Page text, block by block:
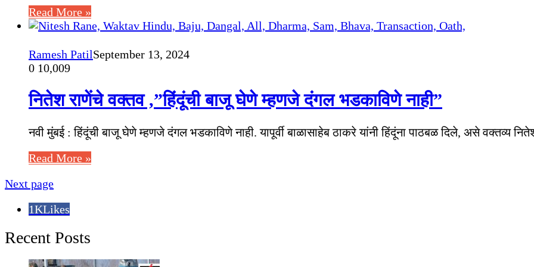
Read More »
Ramesh PatilSeptember 13, 2024
0 10,009
नितेश राणेंचे वक्तव ,”हिंदूंची बाजू घेणे म्हणजे दंगल भडकाविणे नाही”
नवी मुंबई : हिंदूंची बाजू घेणे म्हणजे दंगल भडकाविणे नाही. यापूर्वी बाळासाहेब ठाकरे यांनी हिंदूंना पाठबळ दिले, असे वक्तव्य
Read More »
Next page
1KLikes
Recent Posts